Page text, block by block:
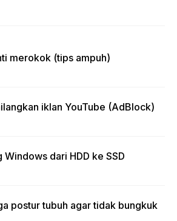
merokok (tips ampuh)
iklan YouTube (AdBlock)
Windows dari HDD ke SSD
postur tubuh agar tidak bungkuk